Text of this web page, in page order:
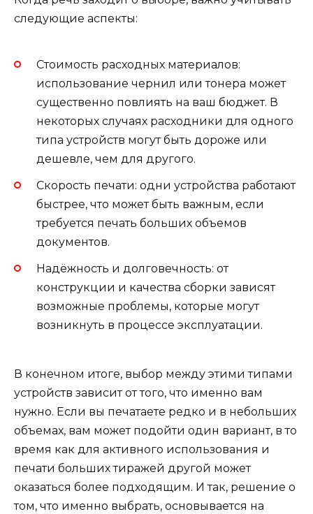
следующие аспекты:
Стоимость расходных материалов:
использование чернил или тонера может
существенно повлиять на ваш бюджет. В
некоторых случаях расходники для одного
типа устройств могут быть дороже или
дешевле, чем для другого.
Скорость печати: одни устройства работают
быстрее, что может быть важным, если
требуется печать больших объемов
документов.
Надёжность и долговечность: от
конструкции и качества сборки зависят
возможные проблемы, которые могут
возникнуть в процессе эксплуатации.
В конечном итоге, выбор между этими типами
устройств зависит от того, что именно вам
нужно. Если вы печатаете редко и в небольших
объемах, вам может подойти один вариант, в то
время как для активного использования и
печати больших тиражей другой может
оказаться более подходящим. И так, решение о
том, что именно выбрать, основывается на